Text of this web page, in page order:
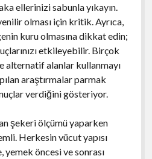
ellerinizi sabunla yıkayın.
olması için kritik. Ayrıca,
kuru olmasına dikkat edin;
etkileyebilir. Birçok
alternatif alanlar kullanmayı
araştırmalar parmak
verdiğini gösteriyor.
şekeri ölçümü yaparken
Herkesin vücut yapısı
yemek öncesi ve sonrası